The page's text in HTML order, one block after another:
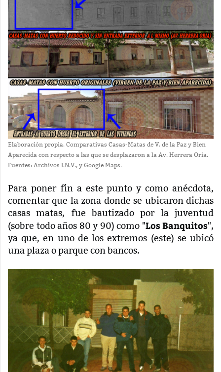
Elaboración propia. Comparativas Casas-Matas de V. de la Paz y Bien
Aparecida con respecto a las que se desplazaron a la Av. Herrera Oria.
Fuentes: Archivos I.N.V., y Google Maps.
Para poner fin a este punto y como anécdota,
comentar que la zona donde se ubicaron dichas
casas matas, fue bautizado por la juventud
(sobre todo años 80 y 90) como "Los Banquitos",
ya que, en uno de los extremos (este) se ubicó
una plaza o parque con bancos.